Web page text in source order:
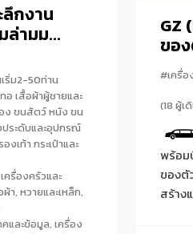
อช่าง/อะไหล่ตกแต่งเสื้อผ้า-กระเป๋
องเท้า
ท้า ชุดนอน-ชุดชั้นใน แพค
อนสัตว์เลี้ยง/ของเล่นสัตว์เลี้ยง/แ
ว์เลี้ยง/อาหารเม็ดสัตว์เลี้ยง/ข
ดาษ/ดินสอไม้/ดินสอกด/ไฮไลท์/ยา
ดเครื่องเขียนเป็นเซ็ต
/เลื่อยตัดกิ่ง/ถุงมือทำสวน/ตาข่ายกั
ลึกงาน
ล่ามม...
ริ่ม2-50ท่าน
เสื้อผ้าผู้ชายและ
ง ขนสัตว์ หนัง ขน
ระดับและอุปกรณ์
เท้า กระเป๋าและ
ครื่องครัวและ
า, หวายและเหล็ก,
และข้อมูล, เครื่อง
GZ
ของ
#เครื่อ
(18 ผู้เ
งการดีลงานมีคนขับรถรับ-ส่งบริการ 1
พร้อม
ของตั
สร้าง